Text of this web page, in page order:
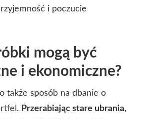
i poczucie
mogą być
i ekonomiczne?
także sposób na dbanie o
Przerabiając stare ubrania,